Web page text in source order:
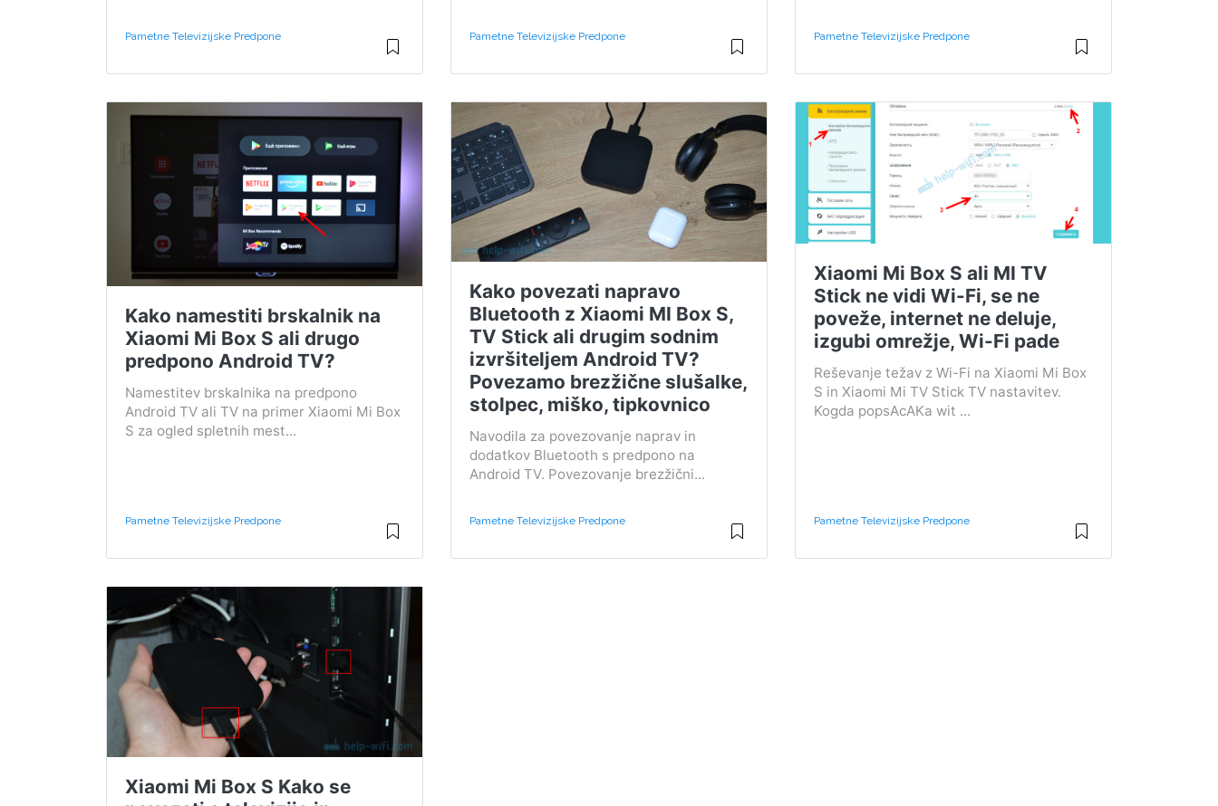
Pametne Televizijske Predpone Pametne Televizijske Predpone Pametne Televizijske Predpone
Kako namestiti brskalnik na
Xiaomi Mi Box S ali drugo
predpono Android TV?
Namestitev brskalnika na predpono
Android TV ali TV na primer Xiaomi Mi Box
S za ogled spletnih mest...
Pametne Televizijske Predpone
Kako povezati napravo
Bluetooth z Xiaomi MI Box S,
TV Stick ali drugim sodnim
izvršiteljem Android TV?
Povezamo brezžične slušalke,
stolpec, miško, tipkovnico
Navodila za povezovanje naprav in
dodatkov Bluetooth s predpono na
Android TV. Povezovanje brezžični...
Pametne Televizijske Predpone
Xiaomi Mi Box S ali MI TV
Stick ne vidi Wi-Fi, se ne
poveže, internet ne deluje,
izgubi omrežje, Wi-Fi pade
Reševanje težav z Wi-Fi na Xiaomi Mi Box
S in Xiaomi Mi TV Stick TV nastavitev.
Kogda popsAcAKa wit ...
Pametne Televizijske Predpone
Xiaomi Mi Box S Kako se